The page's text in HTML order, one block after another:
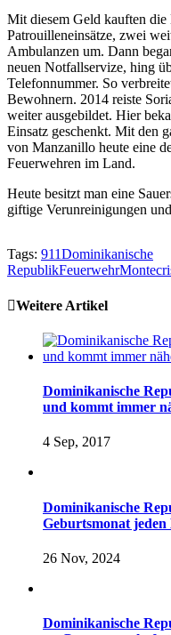
Mit diesem Geld kauften
Patrouilleneinsätze, zwei
Ambulanzen um. Dann
neuen Notfallservize, hing
Telefonnummer. So
Bewohnern. 2014 reiste
weiter ausgebildet. Hier
Einsatz geschenkt. Mit den
von Manzanillo heute eine
Feuerwehren im Land.
Heute besitzt man eine
giftige Verunreinigungen
Tags: 911Dominikanische
RepublikFeuerwehr
Weitere Artikel
Dominikanische
und kommt immer
4 Sep, 2017
Dominikanische
Geburtsmonat
26 Nov, 2024
Dominikanische